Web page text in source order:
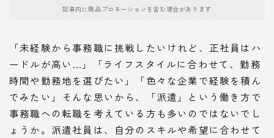
記事内に商品プロモーションを含む場合があります
「未経験から事務職に挑戦したいけれど、正社員はハ
ードルが高い…」「ライフスタイルに合わせて、勤務
時間や勤務地を選びたい」「色々な企業で経験を積ん
でみたい」そんな思いから、「派遣」という働き方で
事務職への転職を考えている方も多いのではないでし
ょうか。派遣社員は、自分のスキルや希望に合わせて